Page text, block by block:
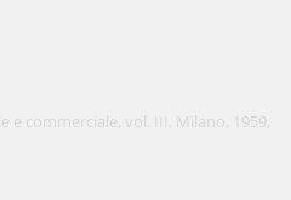
e commerciale, vol. III, Milano, 1959,